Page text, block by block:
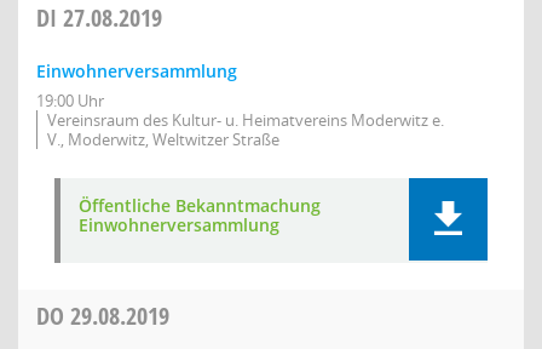
DI 27.08.2019
Einwohnerversammlung
19:00 Uhr
Vereinsraum des Kultur- u. Heimatvereins Moderwitz e.
V., Moderwitz, Weltwitzer Straße
Öffentliche Bekanntmachung
Einwohnerversammlung
DO 29.08.2019